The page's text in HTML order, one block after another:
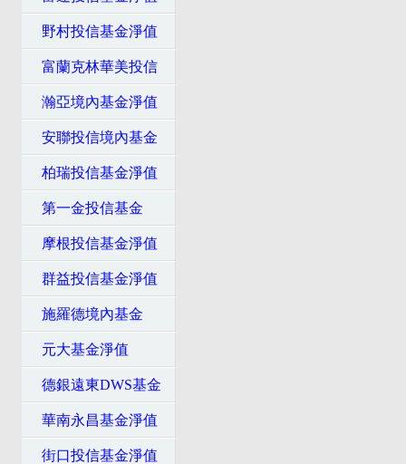
野村投信基金淨值
富蘭克林華美投信
瀚亞境內基金淨值
安聯投信境內基金
柏瑞投信基金淨值
第一金投信基金
摩根投信基金淨值
群益投信基金淨值
施羅德境內基金
元大基金淨值
德銀遠東DWS基金
華南永昌基金淨值
街口投信基金淨值